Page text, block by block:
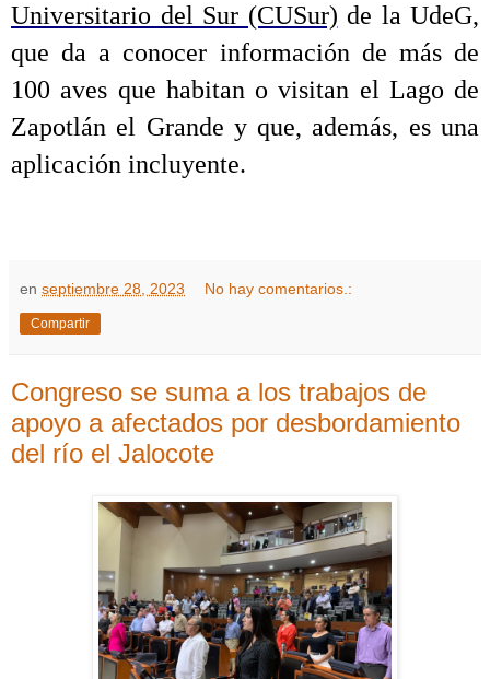
Universitario del Sur (CUSur) de la UdeG,
que da a conocer información de más de
100 aves que habitan o visitan el Lago de
Zapotlán el Grande y que, además, es una
aplicación incluyente.
en septiembre 28, 2023 No hay comentarios.:
Compartir
Congreso se suma a los trabajos de
apoyo a afectados por desbordamiento
del río el Jalocote